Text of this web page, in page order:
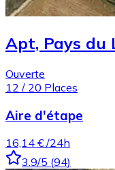
Apt, Pays du
Ouverte
12 / 20 Places
Aire d'étape
16,14 € /24h
3.9/5 (94)